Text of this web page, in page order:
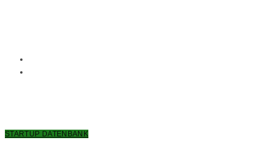
STARTUP DATENBANK